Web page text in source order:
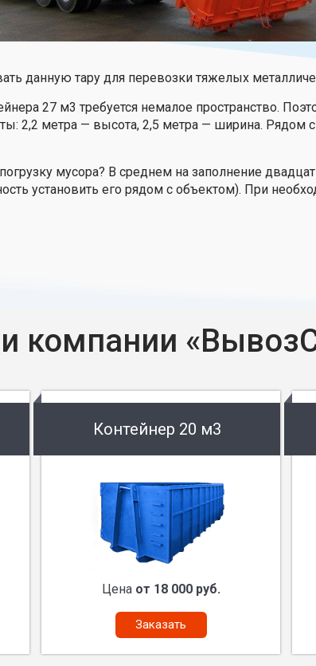
данную тару для перевозки тяжелых
27 м3 требуется немалое пространство.
2,2 метра — высота, 2,5 метра — ширина.
мусора? В среднем на заполнение
установить его рядом с объектом). При
компании
Контейнер 20 м3
Цена от 18 000 руб.
Заказать